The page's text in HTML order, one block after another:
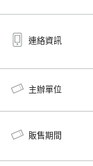
連絡資訊
主辦單位
販售期間